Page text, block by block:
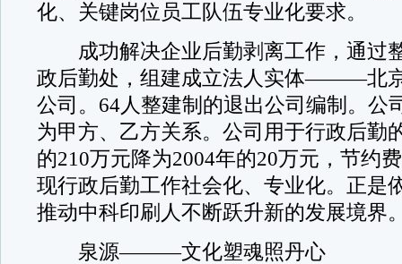
化、关键岗位员工队伍专业化要求。
成功解决企业后勤剥离工作，通过
政后勤处，组建成立法人实体———北
公司。64人整建制的退出公司编制。公
为甲方、乙方关系。公司用于行政后勤
的210万元降为2004年的20万元，节约
现行政后勤工作社会化、专业化。正是
推动中科印刷人不断跃升新的发展境界
泉源———文化塑魂照丹心